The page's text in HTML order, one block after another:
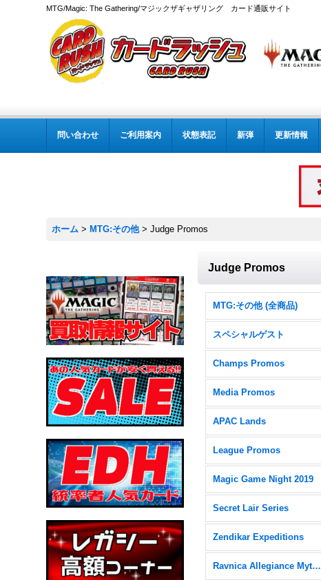
MTG/Magic: The Gathering/マジックザギャザリング カード通販サイト
問い合わせ ご利用案内 状態表記 新弾 更新情報
ホーム > MTG:その他 > Judge Promos
Judge Promos
MTG:その他 (全商品)
スペシャルゲスト
Champs Promos
Media Promos
APAC Lands
League Promos
Magic Game Night 2019
Secret Lair Series
Zendikar Expeditions
Ravnica Allegiance Mythic Edition